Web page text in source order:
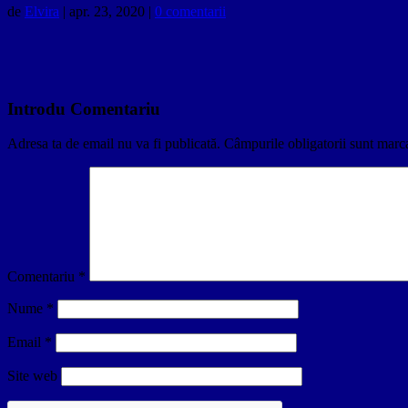
de Elvira | apr. 23, 2020 | 0 comentarii
Introdu Comentariu
Adresa ta de email nu va fi publicată. Câmpurile obligatorii sunt
Comentariu *
Nume *
Email *
Site web